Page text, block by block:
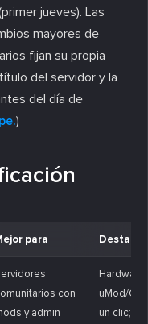
jueves). Las
mayores de
fijan su propia
del servidor y la
del día de
)
para
con
y admin
Hardware
uMod/
un clic;